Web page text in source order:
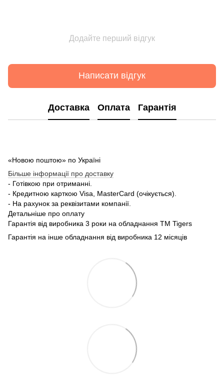
Додайте перший відгук
Написати відгук
Доставка Оплата Гарантія
«Новою поштою» по Україні
Більше інформації про доставку
- Готівкою при отриманні.
- Кредитною карткою Visa, MasterCard (очікується).
- На рахунок за реквізитами компанії.
Детальніше про оплату
Гарантія від виробника 3 роки на обладнання TM Tigers
Гарантія на інше обладнання від виробника 12 місяців